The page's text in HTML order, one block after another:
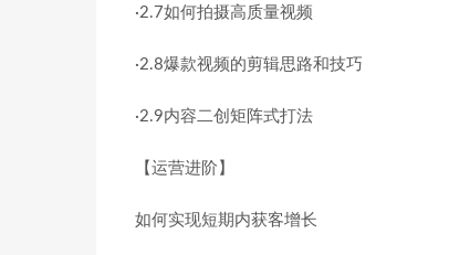
·2.7如何拍摄高质量视频
·2.8爆款视频的剪辑思路和技巧
·2.9内容二创矩阵式打法
【运营进阶】
如何实现短期内获客增长